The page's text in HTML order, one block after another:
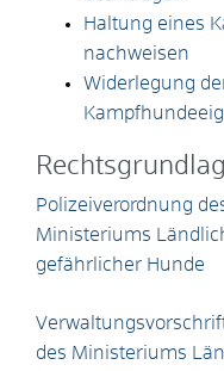
Haltung eines
nachweisen
Widerlegung
Polizeiverordnung
Ministeriums
gefährlicher Hunde
des Ministeriums